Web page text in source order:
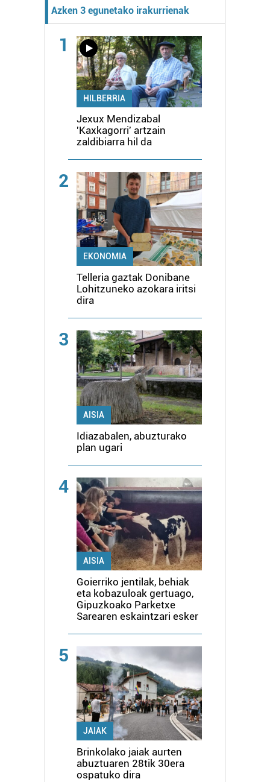
Azken 3 egunetako irakurrienak
1
HILBERRIA
Jexux Mendizabal
'Kaxkagorri' artzain
zaldibiarra hil da
2
EKONOMIA
Telleria gaztak Donibane
Lohitzuneko azokara iritsi
dira
3
AISIA
Idiazabalen, abuzturako
plan ugari
4
AISIA
Goierriko jentilak, behiak
eta kobazuloak gertuago,
Gipuzkoako Parketxe
Sarearen eskaintzari esker
5
JAIAK
Brinkolako jaiak aurten
abuztuaren 28tik 30era
ospatuko dira